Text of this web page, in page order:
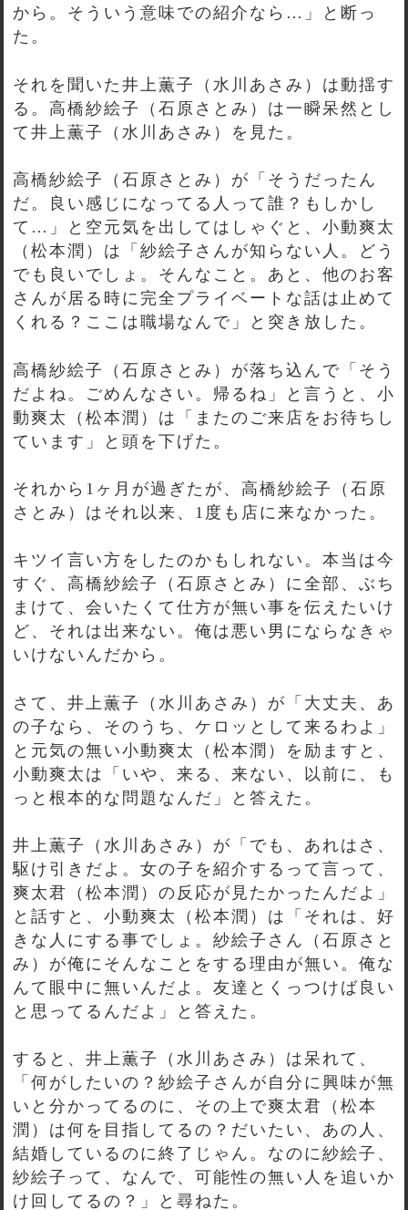
から。そういう意味での紹介なら…」と断っ
た。
それを聞いた井上薫子（水川あさみ）は動揺す
る。高橋紗絵子（石原さとみ）は一瞬呆然とし
て井上薫子（水川あさみ）を見た。
高橋紗絵子（石原さとみ）が「そうだったん
だ。良い感じになってる人って誰？もしかし
て…」と空元気を出してはしゃぐと、小動爽太
（松本潤）は「紗絵子さんが知らない人。どう
でも良いでしょ。そんなこと。あと、他のお客
さんが居る時に完全プライベートな話は止めて
くれる？ここは職場なんで」と突き放した。
高橋紗絵子（石原さとみ）が落ち込んで「そう
だよね。ごめんなさい。帰るね」と言うと、小
動爽太（松本潤）は「またのご来店をお待ちし
ています」と頭を下げた。
それから1ヶ月が過ぎたが、高橋紗絵子（石原
さとみ）はそれ以来、1度も店に来なかった。
キツイ言い方をしたのかもしれない。本当は今
すぐ、高橋紗絵子（石原さとみ）に全部、ぶち
まけて、会いたくて仕方が無い事を伝えたいけ
ど、それは出来ない。俺は悪い男にならなきゃ
いけないんだから。
さて、井上薫子（水川あさみ）が「大丈夫、あ
の子なら、そのうち、ケロッとして来るわよ」
と元気の無い小動爽太（松本潤）を励ますと、
小動爽太は「いや、来る、来ない、以前に、も
っと根本的な問題なんだ」と答えた。
井上薫子（水川あさみ）が「でも、あれはさ、
駆け引きだよ。女の子を紹介するって言って、
爽太君（松本潤）の反応が見たかったんだよ」
と話すと、小動爽太（松本潤）は「それは、好
きな人にする事でしょ。紗絵子さん（石原さと
み）が俺にそんなことをする理由が無い。俺な
んて眼中に無いんだよ。友達とくっつけば良い
と思ってるんだよ」と答えた。
すると、井上薫子（水川あさみ）は呆れて、
「何がしたいの？紗絵子さんが自分に興味が無
いと分かってるのに、その上で爽太君（松本
潤）は何を目指してるの？だいたい、あの人、
結婚しているのに終了じゃん。なのに紗絵子、
紗絵子って、なんで、可能性の無い人を追いか
け回してるの？」と尋ねた。